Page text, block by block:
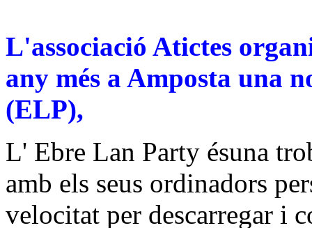
L'associació Atictes
any més a Amposta una
(ELP),
L' Ebre Lan Party ésuna
amb els seus ordinadors
velocitat per descarregar i